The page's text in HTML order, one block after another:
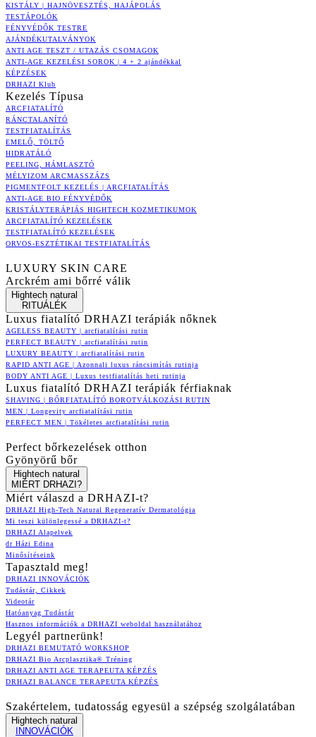
KISTÁLY | HAJNÖVESZTÉS, HAJÁPOLÁS
TESTÁPOLÓK
FÉNYVÉDŐK TESTRE
AJÁNDÉKUTALVÁNYOK
ANTI AGE TESZT / UTAZÁS CSOMAGOK
ANTI-AGE KEZELÉSI SOROK | 4 + 2 ajándékkal
KÉPZÉSEK
DRHAZI Klub
Kezelés Típusa
ARCFIATALÍTÓ
RÁNCTALANÍTÓ
TESTFIATALÍTÁS
EMELŐ, TÖLTŐ
HIDRATÁLÓ
PEELING, HÁMLASZTÓ
MÉLYIZOM ARCMASSZÁZS
PIGMENTFOLT KEZELÉS | ARCFIATALÍTÁS
ANTI-AGE BIO FÉNYVÉDŐK
KRISTÁLYTERÁPIÁS HIGHTECH KOZMETIKUMOK
ARCFIATALÍTÓ KEZELÉSEK
TESTFIATALÍTÓ KEZELÉSEK
ORVOS-ESZTÉTIKAI TESTFIATALÍTÁS
LUXURY SKIN CARE
Arckrém ami bőrré válik
Hightech natural
RITUÁLÉK
Luxus fiatalító DRHAZI terápiák nőknek
AGELESS BEAUTY | arcfiatalítási rutin
PERFECT BEAUTY | arcfiatalítási rutin
LUXURY BEAUTY | arcfiatalítási rutin
RAPID ANTI AGE | Azonnali luxus ráncsimítás rutinja
BODY ANTI AGE | Luxus testfiatalítás heti rutinja
Luxus fiatalító DRHAZI terápiák férfiaknak
SHAVING | BŐRFIATALÍTÓ BOROTVÁLKOZÁSI RUTIN
MEN | Longevity arcfiatalítási rutin
PERFECT MEN | Tökéletes arcfiatalítási rutin
Perfect bőrkezelések otthon
Gyönyörű bőr
Hightech natural
MIÉRT DRHAZI?
Miért válaszd a DRHAZI-t?
DRHAZI High-Tech Natural Regeneratív Dermatológia
Mi teszi különlegessé a DRHAZI-t?
DRHAZI Alapelvek
dr Házi Edina
Minősítéseink
Tapasztald meg!
DRHAZI INNOVÁCIÓK
Tudástár, Cikkek
Videotár
Hatóanyag Tudástár
Hasznos információk a DRHAZI weboldal használatához
Legyél partnerünk!
DRHAZI BEMUTATÓ WORKSHOP
DRHAZI Bio Arcplasztika® Tréning
DRHAZI ANTI AGE TERAPEUTA KÉPZÉS
DRHAZI BALANCE TERAPEUTA KÉPZÉS
Szakértelem, tudatosság egyesül a szépség szolgálatában
Hightech natural
INNOVÁCIÓK